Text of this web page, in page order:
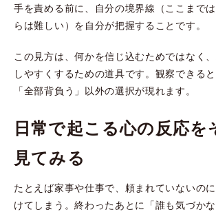
手を責める前に、自分の境界線（ここまで
らは難しい）を自分が把握することです。
この見方は、何かを信じ込むためではなく
しやすくするための道具です。観察できる
「全部背負う」以外の選択が現れます。
日常で起こる心の反応を
見てみる
たとえば家事や仕事で、頼まれていないの
けてしまう。終わったあとに「誰も気づか